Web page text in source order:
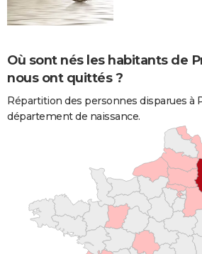
Où sont nés les habitants de
nous ont quittés ?
Répartition des personnes disparues à
département de naissance.